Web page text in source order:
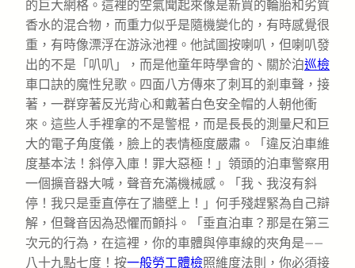
的巨大網格。這裡的空氣聞起來像是新買的輪胎和劣質
香水的混合物，而重力似乎是隨機變化的，有時感覺很
重，有時像漂浮在游泳池裡。他試圖按喇叭，但喇叭發
出的不是「叭叭」，而是他童年時學會的、關於泊巡檢
車口訣的魔性兒歌。四面八方傳來了刺耳的剎車聲，接
著，一群穿著反光背心和戴著白色安全帽的人朝他衝
來。這些人手裡拿的不是警棍，而是長長的測量尺和巨
大的電子角度儀，臉上的表情極度嚴肅。「違反泊車維
度基本法！斜停入庫！罪大惡極！」領頭的泊車警察用
一個擴音器大喊，聲音充滿機械感。「我、我沒有斜
停！我只是垂直停在了牆壁上！」何手殘趕緊為自己辯
解，但聲音因為恐懼而顫抖。「垂直泊車？那是在第三
次元的行為，在這裡，你的車體與停車線的夾角是——
八十九點七度！按一般勞工體檢照維度法則，你必須接